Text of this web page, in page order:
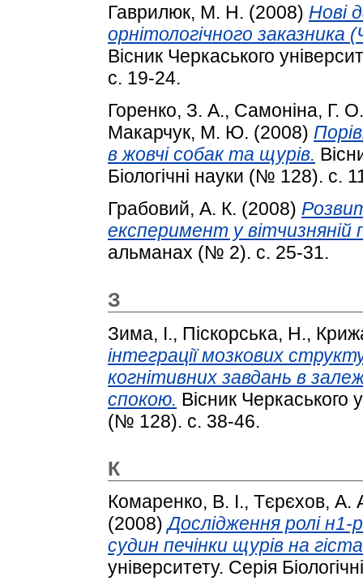
Гаврилюк, М. Н. (2008) Нові
орнітологічного заказника
Вісник Черкаського
с. 19-24.
Горенко, З. А., Самоніна, Г. О.
Макарчук, М. Ю. (2008)
в жовчі собак та щурів.
Біологічні науки (№ 128). с.
Грабовий, А. К. (2008)
експеримент у вітчизняній
альманах (№ 2). с. 25-31.
З
Зима, І., Піскорська, Н.,
інтеграції мозкових
когнітивних завдань в
спокою. Вісник Черкаського
(№ 128). с. 38-46.
К
Комаренко, В. І., Тєрєхов, А.
(2008)Дослідження ролі н1-
судин печінки щурів на
університету. Серія